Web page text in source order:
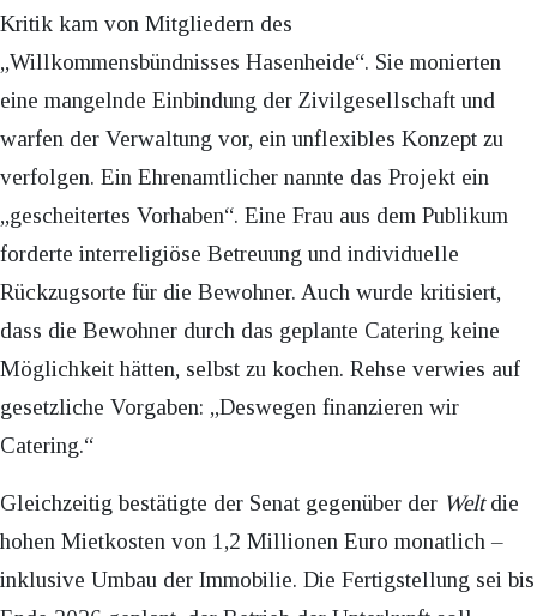
Kritik kam von Mitgliedern des
„Willkommensbündnisses Hasenheide“. Sie monierten
eine mangelnde Einbindung der Zivilgesellschaft und
warfen der Verwaltung vor, ein unflexibles Konzept zu
verfolgen. Ein Ehrenamtlicher nannte das Projekt ein
„gescheitertes Vorhaben“. Eine Frau aus dem Publikum
forderte interreligiöse Betreuung und individuelle
Rückzugsorte für die Bewohner. Auch wurde kritisiert,
dass die Bewohner durch das geplante Catering keine
Möglichkeit hätten, selbst zu kochen. Rehse verwies auf
gesetzliche Vorgaben: „Deswegen finanzieren wir
Catering.“
Gleichzeitig bestätigte der Senat gegenüber der Weltdie
hohen Mietkosten von 1,2 Millionen Euro monatlich –
inklusive Umbau der Immobilie. Die Fertigstellung sei bis